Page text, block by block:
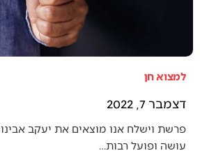
למצוא חן
דצמבר 7, 2022
פרשת וישלח אנו מוצאים את יעקב אבינו
עושה ופועל רבות…